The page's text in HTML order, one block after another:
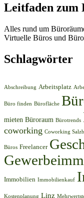
Leitfaden zum
Alles rund um
Virtuelle Büros und
Schlagwörter
Abschreibung Arbeitsplatz
Büro finden Bürofläche
mieten Büroraum Bürotrends
coworking Coworking
Büros Freelancer
Immobilien Immobilienkauf
Kostenplanung Linz